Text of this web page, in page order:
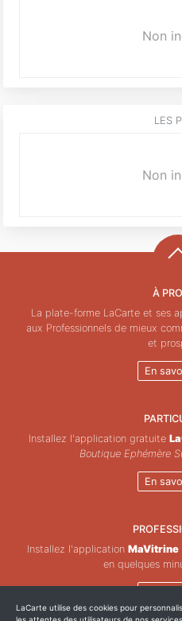
Non
LES
Non
À
La plate-forme LaCarte et ses
aux Professionnels de mieux
et
En
Installez l'application gratuite
Boutique Ephémère
En
Installez l'application MaVitrine
en quelques
LaCarte utilise des cookies pour